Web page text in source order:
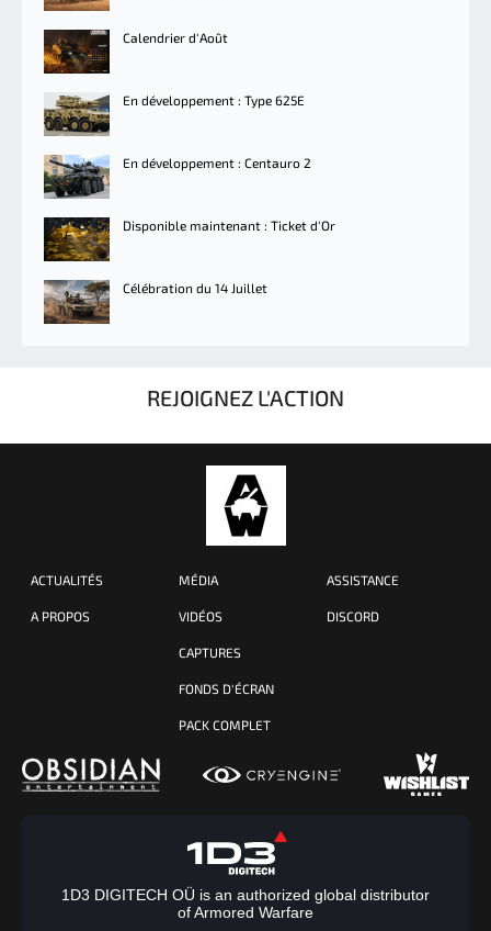
Calendrier d'Août
En développement : Type 625E
En développement : Centauro 2
Disponible maintenant : Ticket d'Or
Célébration du 14 Juillet
REJOIGNEZ L'ACTION
ACTUALITÉS
A PROPOS
MÉDIA
VIDÉOS
CAPTURES
FONDS D'ÉCRAN
PACK COMPLET
ASSISTANCE
DISCORD
1D3 DIGITECH OÜ is an authorized global distributor
of Armored Warfare